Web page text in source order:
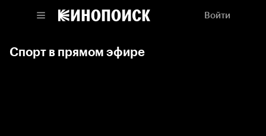
Войти
Спорт в прямом эфире